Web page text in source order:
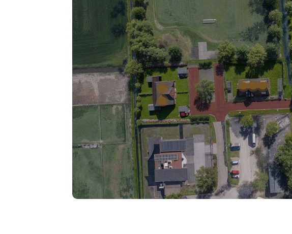
Kavel 6
Kavel 7
Kavel 8
Kavel 9
Kavel 10